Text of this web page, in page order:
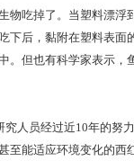
吃掉了。当塑料漂浮
下后，黏附在塑料表
但也有科学家表示，
人员经过近10年的努
至能适应环境变化的